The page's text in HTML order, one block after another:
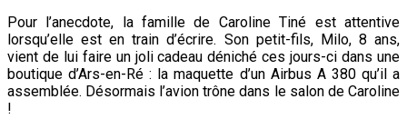
Pour l’anecdote, la famille de Caroline Tiné est attentive
lorsqu’elle est en train d’écrire. Son petit-fils, Milo, 8 ans,
vient de lui faire un joli cadeau déniché ces jours-ci dans une
boutique d’Ars-en-Ré : la maquette d’un Airbus A 380 qu’il a
assemblée. Désormais l’avion trône dans le salon de Caroline
!